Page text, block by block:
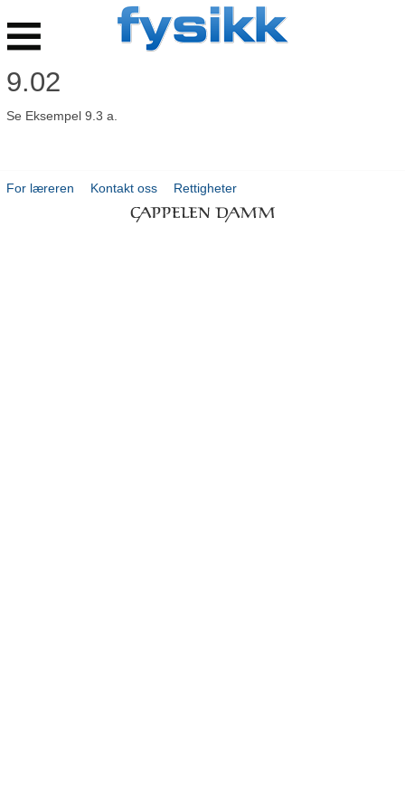
Hovedmeny
Fysikk
Nett
(2015)
9.02
Se Eksempel 9.3 a.
For læreren Kontakt oss Rettigheter